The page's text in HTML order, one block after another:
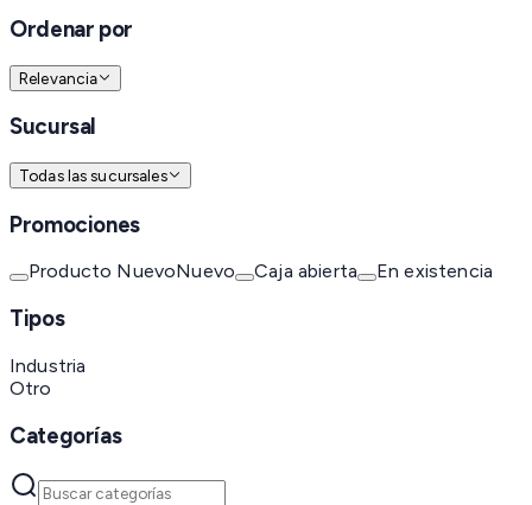
Ordenar por
Relevancia
Sucursal
Todas las sucursales
Promociones
Producto NuevoNuevo Caja abierta En existencia
Tipos
Industria
Otro
Categorías